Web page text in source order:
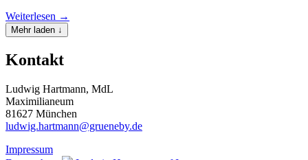
Weiterlesen →
Mehr laden ↓
Kontakt
Ludwig Hartmann, MdL
Maximilianeum
81627 München
ludwig.hartmann@grueneby.de
Impressum